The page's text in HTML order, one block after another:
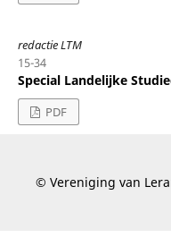
redactie LTM
15-34
Special Landelijke
PDF
© Vereniging van